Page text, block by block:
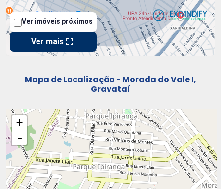
Mapa de Localização - Morada do Vale I,
Gravataí